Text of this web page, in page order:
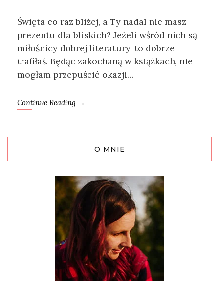
Święta co raz bliżej, a Ty nadal nie masz
prezentu dla bliskich? Jeżeli wśród nich są
miłośnicy dobrej literatury, to dobrze
trafiłaś. Będąc zakochaną w książkach, nie
mogłam przepuścić okazji…
Continue Reading →
O MNIE